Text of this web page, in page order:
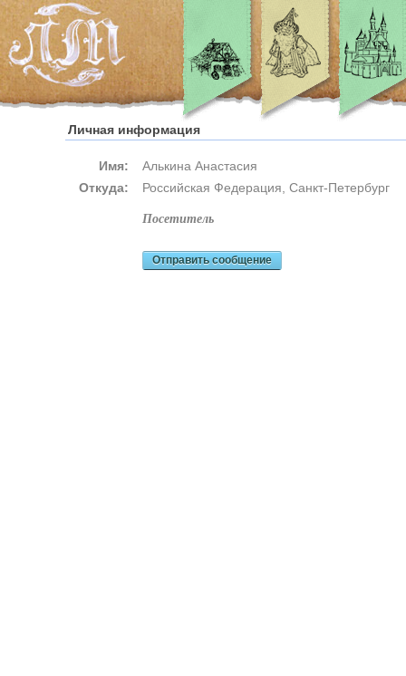
Личная информация
Имя:
Алькина Анастасия
Откуда:
Российская Федерация, Санкт-Петербург
посетитель
Отправить сообщение